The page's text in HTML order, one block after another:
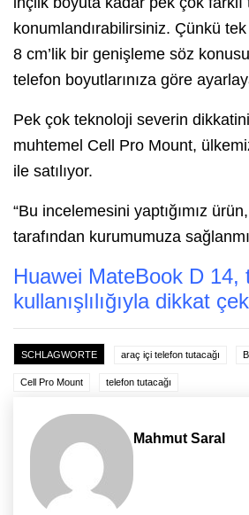
konumlandırabilirsiniz. Çünkü tek
8 cm’lik bir genişleme söz
telefon boyutlarınıza göre
Pek çok teknoloji severin
muhtemel Cell Pro Mount,
ile satılıyor.
“Bu incelemesini yaptığımız
tarafından kurumumuza
Huawei MateBook D 14,
kullanışlılığıyla dikkat
SCHLAGWORTE araç içi telefon tutacağı
Cell Pro Mount telefon tutacağı
Mahmut Saral